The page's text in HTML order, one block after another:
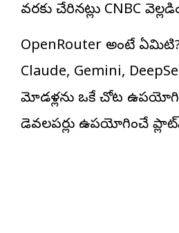
వరకు చేరినట్లు CNBC
OpenRouter అంటే ఏమిటి?
Claude, Gemini,
మోడళ్లను ఒకే చోట
డెవలపర్లు ఉపయోగించే